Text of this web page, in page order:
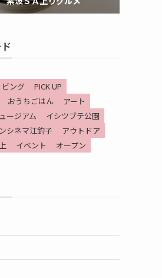
ング
PICK UP
おうちごはん
アート
ージアム
イシツブテ公園
シネマ江釣子
アウトドア
イベント オープン